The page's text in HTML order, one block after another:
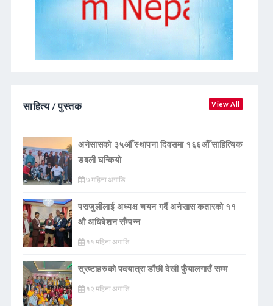
साहित्य / पुस्तक View All
अनेसासको ३५औँ स्थापना दिवसमा १६६औँ साहित्यिक
डबली घन्कियाे
७ महिना अगाडि
पराजुलीलाई अध्यक्ष चयन गर्दै अनेसास कतारको ११
औ अधिबेशन सँम्पन्न
११ महिना अगाडि
स्रष्टाहरुको पदयात्रा डाँछी देखी फुँयालगाउँ सम्म
१२ महिना अगाडि